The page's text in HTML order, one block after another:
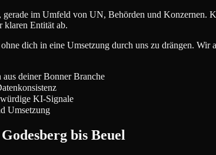
im Umfeld von UN, Behörden und Konzernen.
klaren Entität ab.
dich in eine Umsetzung durch uns zu drängen.
deiner Bonner Branche
KI-Signale
Umsetzung
bis Beuel